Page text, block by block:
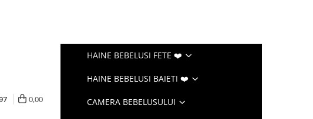
0,00
HAINE BEBELUSI FETE ❤️
HAINE BEBELUSI BAIETI ❤️
CAMERA BEBELUSULUI